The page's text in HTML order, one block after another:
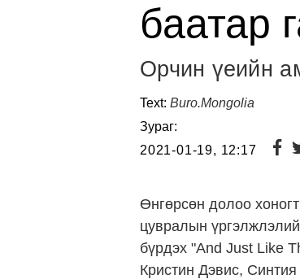
баатар
Орчин үеийн
Text: Buro.Mongolia
Зураг:
2021-01-19, 12:17
Өнгөрсөн долоо
цувралын
бүрдэх "And Just Like
Кристин Дэвис,